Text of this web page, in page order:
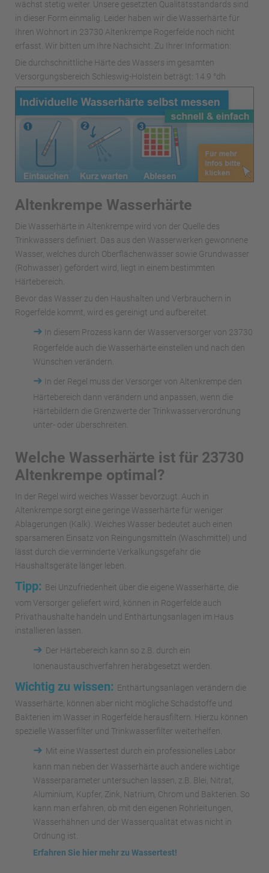
wächst stetig weiter. Unsere gesetzten Qualitätsstandards sind
in dieser Form einmalig. Leider haben wir die Wasserhärte für
Ihren Wohnort in 23730 Altenkrempe Rogerfelde noch nicht
erfasst. Wir bitten um Ihre Nachsicht. Zu Ihrer Information:
Die durchschnittliche Härte des Wassers im gesamten
Versorgungsbereich Schleswig-Holstein beträgt: 14.9 °dh
Altenkrempe Wasserhärte
Die Wasserhärte in Altenkrempe wird von der Quelle des
Trinkwassers definiert. Das aus den Wasserwerken gewonnene
Wasser, welches durch Oberflächenwässer sowie Grundwasser
(Rohwasser) gefördert wird, liegt in einem bestimmten
Härtebereich.
Bevor das Wasser zu den Haushalten und Verbrauchern in
Rogerfelde kommt, wird es gereinigt und aufbereitet.
➜
In diesem Prozess kann der Wasserversorger von 23730
Rogerfelde auch die Wasserhärte einstellen und nach den
Wünschen verändern.
➜
In der Regel muss der Versorger von Altenkrempe den
Härtebereich dann verändern und anpassen, wenn die
Härtebildern die Grenzwerte der Trinkwasserverordnung
unter- oder überschreiten.
Welche Wasserhärte ist für 23730
Altenkrempe optimal?
In der Regel wird weiches Wasser bevorzugt. Auch in
Altenkrempe sorgt eine geringe Wasserhärte für weniger
Ablagerungen (Kalk). Weiches Wasser bedeutet auch einen
sparsameren Einsatz von Reingungsmitteln (Waschmittel) und
lässt durch die verminderte Verkalkungsgefahr die
Haushaltsgeräte länger leben.
Tipp: Bei Unzufriedenheit über die eigene Wasserhärte, die
vom Versorger geliefert wird, können in Rogerfelde auch
Privathaushalte handeln und Enthärtungsanlagen im Haus
installieren lassen.
➜ Der Härtebereich kann so z.B. durch ein
Ionenaustauschverfahren herabgesetzt werden.
Wichtig zu wissen: Enthärtungsanlagen verändern die
Wasserhärte, können aber nicht mögliche Schadstoffe und
Bakterien im Wasser in Rogerfelde herausfiltern. Hierzu können
spezielle Wasserfilter und Trinkwasserfilter weiterhelfen.
➜ Mit eine Wassertest durch ein professionelles Labor
kann man neben der Wasserhärte auch andere wichtige
Wasserparameter untersuchen lassen, z.B. Blei, Nitrat,
Aluminium, Kupfer, Zink, Natrium, Chrom und Bakterien. So
kann man erfahren, ob mit den eigenen Rohrleitungen,
Wasserhähnen und der Wasserqualität etwas nicht in
Ordnung ist.
Erfahren Sie hier mehr zu Wassertest!